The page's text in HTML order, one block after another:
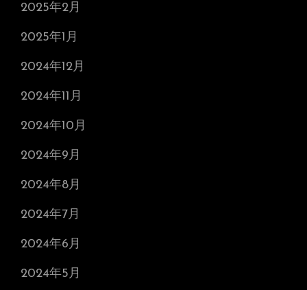
2025年2月
2025年1月
2024年12月
2024年11月
2024年10月
2024年9月
2024年8月
2024年7月
2024年6月
2024年5月